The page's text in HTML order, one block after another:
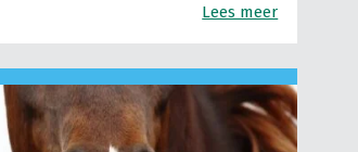
Lees meer